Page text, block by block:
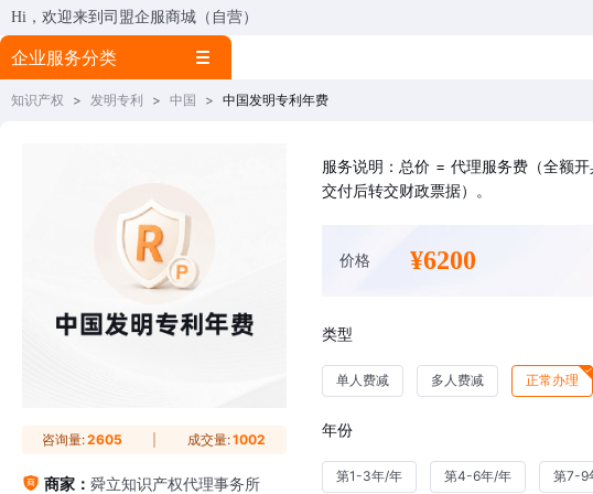
Hi，欢迎来到司盟企服商城（自营）
企业服务分类
知识产权 > 发明专利 > 中国 > 中国发明专利年费
咨询量:2605 成交量:1002
商家： 舜立知识产权代理事务所
服务说明：总价 = 代理服务费（全额
交付后转交财政票据）。
价格 ¥6200
类型
单人费减 多人费减 正常办理
年份
第1-3年/年 第4-6年/年 第7-9